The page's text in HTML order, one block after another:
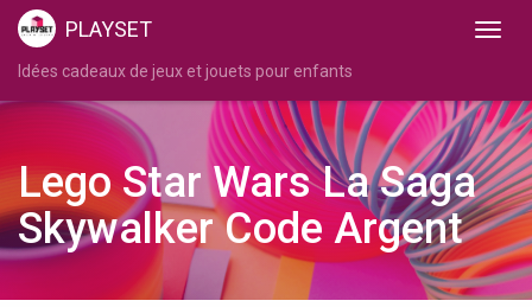
PLAYSET
Idées cadeaux de jeux et jouets pour enfants
Lego Star Wars La Saga
Skywalker Code Argent